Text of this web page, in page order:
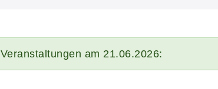
Veranstaltungen am 21.06.2026: